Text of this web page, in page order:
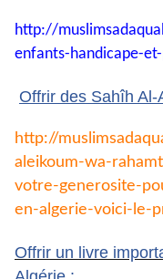
http://
enfants-handicape-
Offrir des Sahîh Al-
http://
aleikoum-wa-
votre-generosite-
en-algerie-voici-le-
Offrir un livre